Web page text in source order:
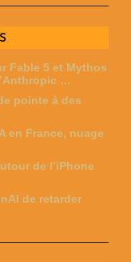
Fable 5 et Mythos
…
pointe à des
en France, nuage
de l’iPhone
de retarder